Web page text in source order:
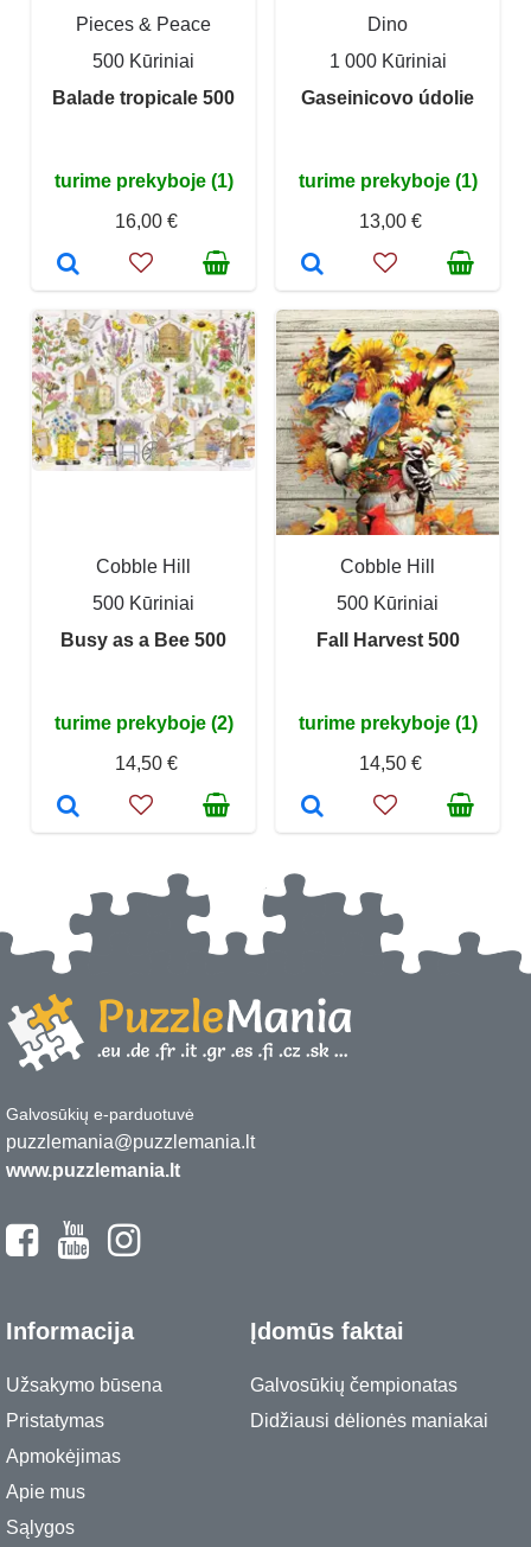
Pieces & Peace
500 Kūriniai
Balade tropicale 500
turime prekyboje (1)
16,00 €
Dino
1 000 Kūriniai
Gaseinicovo údolie
turime prekyboje (1)
13,00 €
Cobble Hill
500 Kūriniai
Busy as a Bee 500
turime prekyboje (2)
14,50 €
Cobble Hill
500 Kūriniai
Fall Harvest 500
turime prekyboje (1)
14,50 €
Galvosūkių e-parduotuvė
puzzlemania@puzzlemania.lt
www.puzzlemania.lt
Informacija
Užsakymo būsena
Pristatymas
Apmokėjimas
Apie mus
Sąlygos
Įdomūs faktai
Galvosūkių čempionatas
Didžiausi dėlionės maniakai